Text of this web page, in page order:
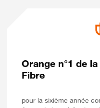
Orange n°1 de
Fibre
pour la sixième année